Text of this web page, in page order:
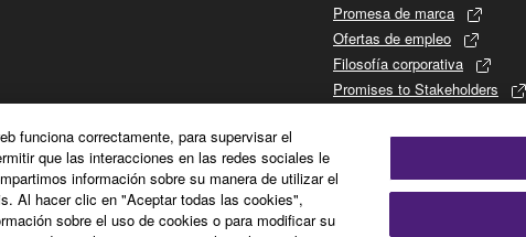
Promesa de marca
Ofertas de empleo
Filosofía corporativa
Promises to Stakeholders
Relaciones con los inversores
funciona correctamente, para supervisar el
que las interacciones en las redes sociales le
información sobre su manera de utilizar el
Al hacer clic en "Aceptar todas las cookies",
sobre el uso de cookies o para modificar su